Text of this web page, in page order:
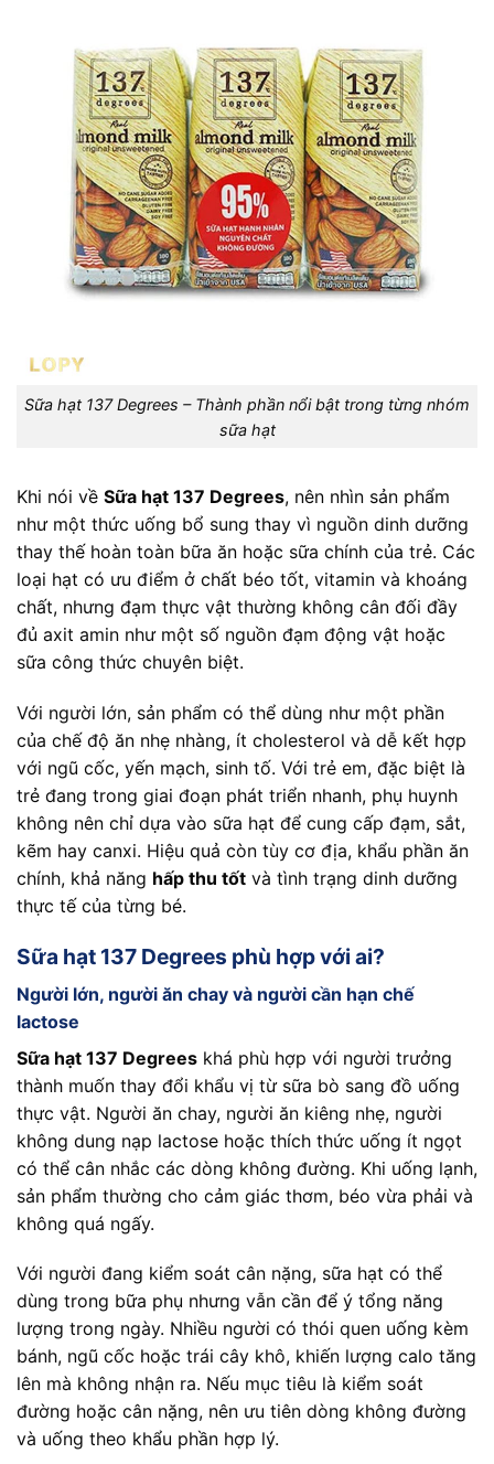
Sữa hạt 137 Degrees – Thành phần nổi bật trong từng nhóm
sữa hạt
Khi nói về Sữa hạt 137 Degrees, nên nhìn sản phẩm
như một thức uống bổ sung thay vì nguồn dinh dưỡng
thay thế hoàn toàn bữa ăn hoặc sữa chính của trẻ. Các
loại hạt có ưu điểm ở chất béo tốt, vitamin và khoáng
chất, nhưng đạm thực vật thường không cân đối đầy
đủ axit amin như một số nguồn đạm động vật hoặc
sữa công thức chuyên biệt.
Với người lớn, sản phẩm có thể dùng như một phần
của chế độ ăn nhẹ nhàng, ít cholesterol và dễ kết hợp
với ngũ cốc, yến mạch, sinh tố. Với trẻ em, đặc biệt là
trẻ đang trong giai đoạn phát triển nhanh, phụ huynh
không nên chỉ dựa vào sữa hạt để cung cấp đạm, sắt,
kẽm hay canxi. Hiệu quả còn tùy cơ địa, khẩu phần ăn
chính, khả năng hấp thu tốt và tình trạng dinh dưỡng
thực tế của từng bé.
Sữa hạt 137 Degrees phù hợp với ai?
Người lớn, người ăn chay và người cần hạn chế
lactose
Sữa hạt 137 Degrees khá phù hợp với người trưởng
thành muốn thay đổi khẩu vị từ sữa bò sang đồ uống
thực vật. Người ăn chay, người ăn kiêng nhẹ, người
không dung nạp lactose hoặc thích thức uống ít ngọt
có thể cân nhắc các dòng không đường. Khi uống lạnh,
sản phẩm thường cho cảm giác thơm, béo vừa phải và
không quá ngấy.
Với người đang kiểm soát cân nặng, sữa hạt có thể
dùng trong bữa phụ nhưng vẫn cần để ý tổng năng
lượng trong ngày. Nhiều người có thói quen uống kèm
bánh, ngũ cốc hoặc trái cây khô, khiến lượng calo tăng
lên mà không nhận ra. Nếu mục tiêu là kiểm soát
đường hoặc cân nặng, nên ưu tiên dòng không đường
và uống theo khẩu phần hợp lý.